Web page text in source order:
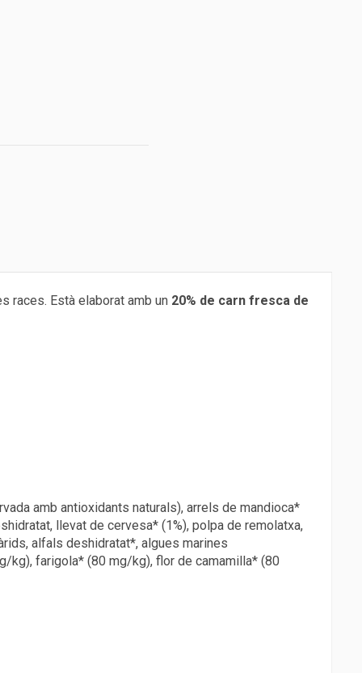
races. Està elaborat amb un 20% de carn fresca de
amb antioxidants naturals), arrels de mandioca*
llevat de cervesa* (1%), polpa de remolatxa,
alfals deshidratat*, algues marines
kg), farigola* (80 mg/kg), flor de camamilla* (80